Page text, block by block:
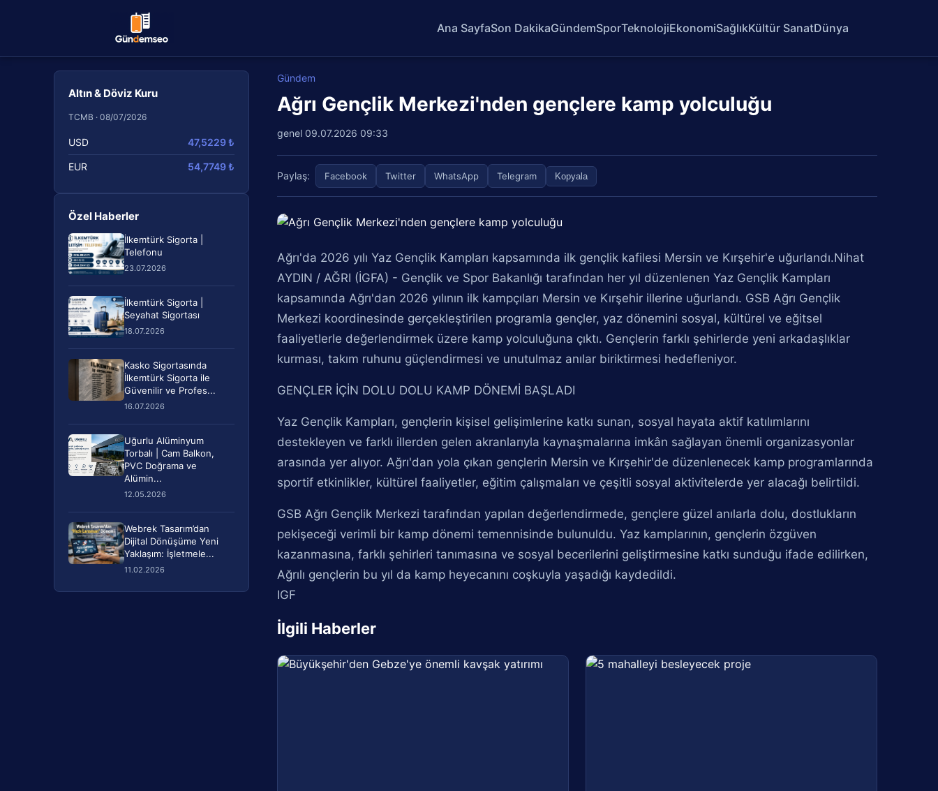
Ana SayfaSon DakikaGündemSporTeknolojiEkonomiSağlıkKültür SanatDünya
Altın & Döviz Kuru
TCMB · 08/07/2026
USD 47,5229 ₺
EUR 54,7749 ₺
Özel Haberler
İlkemtürk Sigorta |
Telefonu
23.07.2026
İlkemtürk Sigorta |
Seyahat Sigortası
18.07.2026
Kasko Sigortasında
İlkemtürk Sigorta ile
Güvenilir ve Profes...
16.07.2026
Uğurlu Alüminyum
Torbalı | Cam Balkon,
PVC Doğrama ve
Alümin...
12.05.2026
Webrek Tasarım’dan
Dijital Dönüşüme Yeni
Yaklaşım: İşletmele...
11.02.2026
Gündem
Ağrı Gençlik Merkezi'nden gençlere kamp yolculuğu
genel 09.07.2026 09:33
Paylaş: Facebook Twitter WhatsApp Telegram Kopyala
Ağrı'da 2026 yılı Yaz Gençlik Kampları kapsamında ilk gençlik kafilesi Mersin ve Kırşehir'e uğurlandı.Nihat
AYDIN / AĞRI (İGFA) - Gençlik ve Spor Bakanlığı tarafından her yıl düzenlenen Yaz Gençlik Kampları
kapsamında Ağrı'dan 2026 yılının ilk kampçıları Mersin ve Kırşehir illerine uğurlandı. GSB Ağrı Gençlik
Merkezi koordinesinde gerçekleştirilen programla gençler, yaz dönemini sosyal, kültürel ve eğitsel
faaliyetlerle değerlendirmek üzere kamp yolculuğuna çıktı. Gençlerin farklı şehirlerde yeni arkadaşlıklar
kurması, takım ruhunu güçlendirmesi ve unutulmaz anılar biriktirmesi hedefleniyor.
GENÇLER İÇİN DOLU DOLU KAMP DÖNEMİ BAŞLADI
Yaz Gençlik Kampları, gençlerin kişisel gelişimlerine katkı sunan, sosyal hayata aktif katılımlarını
destekleyen ve farklı illerden gelen akranlarıyla kaynaşmalarına imkân sağlayan önemli organizasyonlar
arasında yer alıyor. Ağrı'dan yola çıkan gençlerin Mersin ve Kırşehir'de düzenlenecek kamp programlarında
sportif etkinlikler, kültürel faaliyetler, eğitim çalışmaları ve çeşitli sosyal aktivitelerde yer alacağı belirtildi.
GSB Ağrı Gençlik Merkezi tarafından yapılan değerlendirmede, gençlere güzel anılarla dolu, dostlukların
pekişeceği verimli bir kamp dönemi temennisinde bulunuldu. Yaz kamplarının, gençlerin özgüven
kazanmasına, farklı şehirleri tanımasına ve sosyal becerilerini geliştirmesine katkı sunduğu ifade edilirken,
Ağrılı gençlerin bu yıl da kamp heyecanını coşkuyla yaşadığı kaydedildi.
IGF
İlgili Haberler